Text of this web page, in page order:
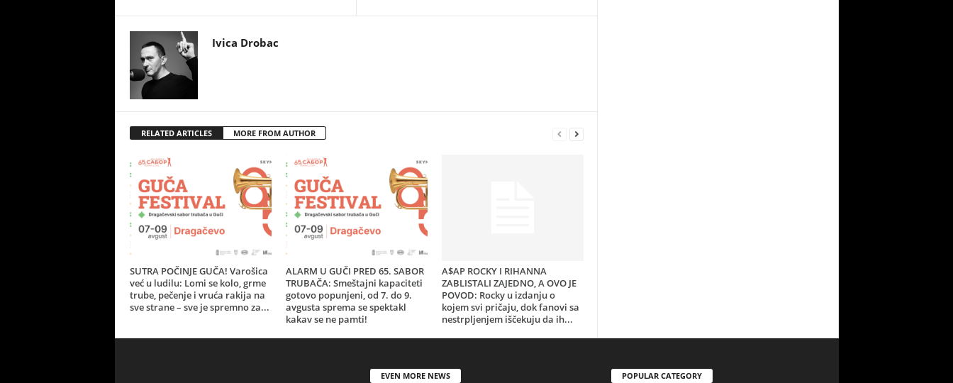
Ivica Drobac
RELATED ARTICLES MORE FROM AUTHOR
SUTRA POČINJE GUČA! Varošica
već u ludilu: Lomi se kolo, grme
trube, pečenje i vruća rakija na
sve strane – sve je spremno za...
ALARM U GUČI PRED 65. SABOR
TRUBAČA: Smeštajni kapaciteti
gotovo popunjeni, od 7. do 9.
avgusta sprema se spektakl
kakav se ne pamti!
A$AP ROCKY I RIHANNA
ZABLISTALI ZAJEDNO, A OVO JE
POVOD: Rocky u izdanju o
kojem svi pričaju, dok fanovi sa
nestrpljenjem iščekuju da ih...
EVEN MORE NEWS POPULAR CATEGORY